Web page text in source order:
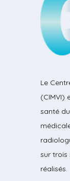
Le
(CIMVI)
santé
sur trois
réalisés.